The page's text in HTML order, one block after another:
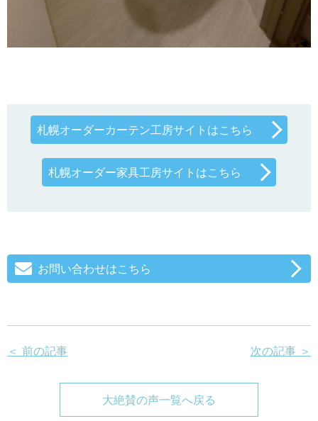
札幌オーダーカーテン工房サイトはこちら
札幌オーダー家具工房サイトはこちら
お問い合わせはこちら
＜ 前の記事 次の記事 ＞
大絶賛の声一覧へ戻る